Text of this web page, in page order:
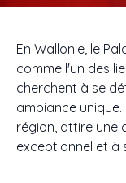
En Wallonie, le
comme l'un des
cherchent à se
ambiance
région, attire une
exceptionnel et à